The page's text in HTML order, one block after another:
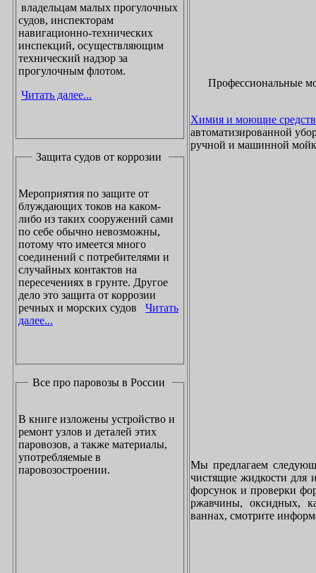
владельцам малых прогулочных
судов, инспекторам
навигационно-технических
инспекций, осуществляющим
технический надзор за
прогулочным флотом.
Читать далее...
Защита судов от коррозии
Мероприятия по защите от
блуждающих токов на каком-
либо из таких сооружений сами
по себе обычно невозможны,
потому что имеется много
соединений с потребителями и
случайных контактов на
пересечениях в грунте. Другое
дело это защита от коррозии
речных и морских судов Читать
далее...
Все про паровозы в России
В книге изложены устройство и
ремонт узлов и деталей этих
паровозов, а также материалы,
употребляемые в
паровозостроении.
Профессиональные
Химия и моющие
автоматизированной
ручной и машинной
Мы предлагаем
чистящие жидкости для
форсунок и проверки
ржавчины, оксидных,
ваннах, смотрите